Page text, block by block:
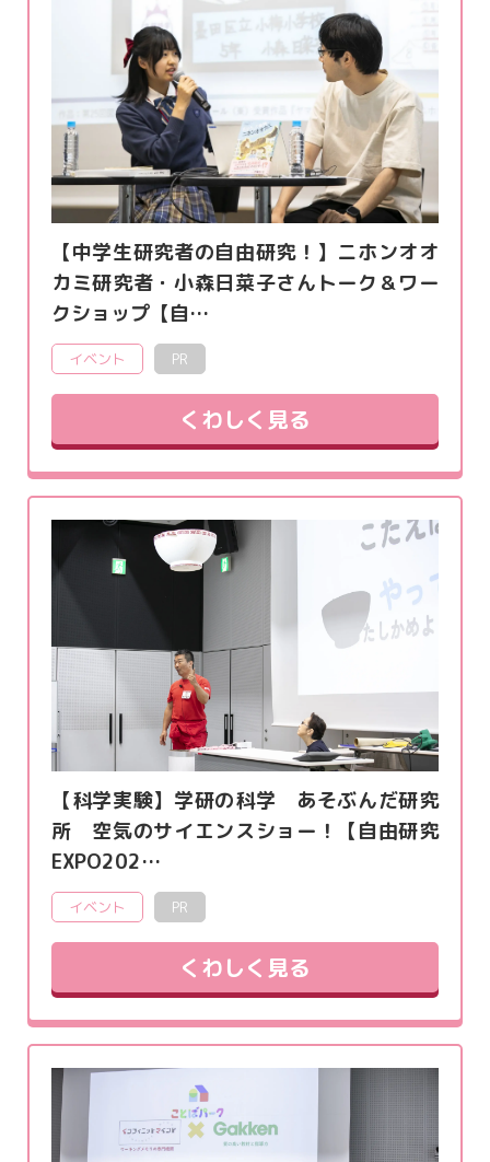
【中学生研究者の自由研究！】ニホンオオ
カミ研究者・小森日菜子さんトーク＆ワー
クショップ【自…
イベント PR
くわしく見る
【科学実験】学研の科学 あそぶんだ研究
所 空気のサイエンスショー！【自由研究
EXPO202…
イベント PR
くわしく見る